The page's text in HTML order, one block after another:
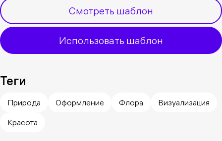
Смотреть шаблон
Использовать шаблон
Теги
Природа Оформление Флора
Визуализация
Красота